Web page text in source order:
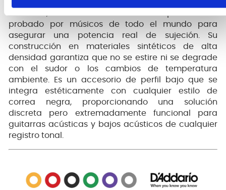
probado por músicos de todo el mundo para
asegurar una potencia real de sujeción. Su
construcción en materiales sintéticos de alta
densidad garantiza que no se estire ni se degrade
con el sudor o los cambios de temperatura
ambiente. Es un accesorio de perfil bajo que se
integra estéticamente con cualquier estilo de
correa negra, proporcionando una solución
discreta pero extremadamente funcional para
guitarras acústicas y bajos acústicos de cualquier
registro tonal.